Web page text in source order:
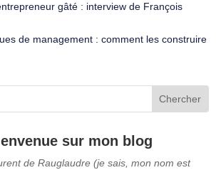
gâté : interview de François
de management : comment les construire
sur mon blog
de Rauglaudre (je sais, mon nom est